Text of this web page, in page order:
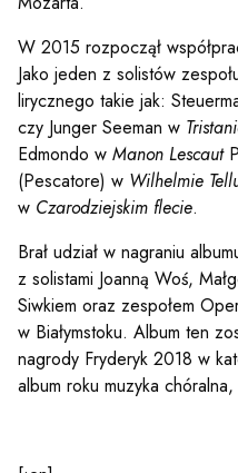
W 2015 rozpoczął
Jako jeden z solistów
lirycznego takie jak:
czy Junger Seeman w
Edmondo w Manon Lescaut
(Pescatore) w Wilhelmie
w Czarodziejskim flecie.
Brał udział w nagraniu
z solistami Joanną Woś,
Siwkiem oraz zespołem
w Białymstoku. Album ten
nagrody Fryderyk 2018 w
album roku muzyka